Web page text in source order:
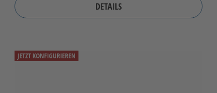
DETAILS
JETZT KONFIGURIEREN